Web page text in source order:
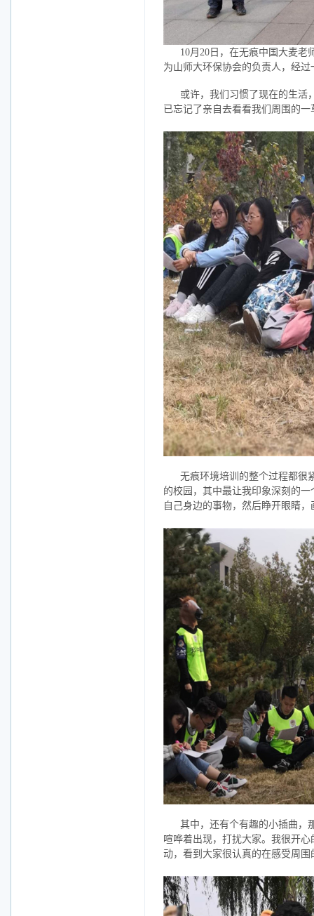
10月20日，在无痕中国大麦
为山师大环保协会的负责人，经
或许，我们习惯了现在的生活
已忘记了亲自去看看我们周围的一
无痕环境培训的整个过程都很
的校园，其中最让我印象深刻的
自己身边的事物，然后睁开眼睛
其中，还有个有趣的小插曲，
喧哗着出现，打扰大家。我很开
动，看到大家很认真的在感受周